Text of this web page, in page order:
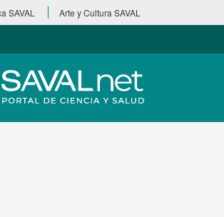
SAVAL Arte y Cultura SAVAL